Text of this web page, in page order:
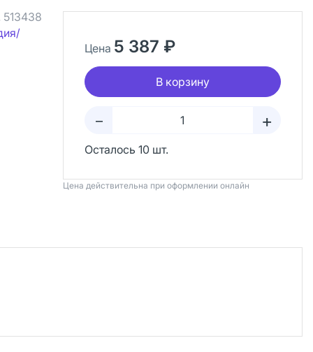
513438
Цена 5 387 ₽
В корзину
– +
Осталось 10 шт.
Цена действительна при оформлении онлайн